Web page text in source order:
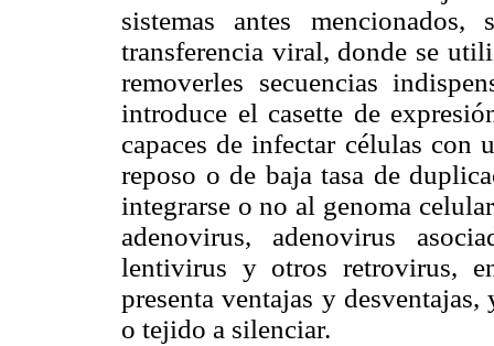
sistemas antes
transferencia viral, donde se
removerles secuencias
introduce el casette de
capaces de infectar células con
reposo o de baja tasa de
integrarse o no al genoma
adenovirus, adenovirus
lentivirus y otros retrovirus,
presenta ventajas y
o tejido a silenciar.